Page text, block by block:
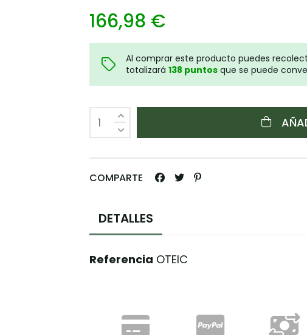
166,98 €
Al comprar este producto puedes
totalizará 138 puntos que se puede
COMPARTE
DETALLES
Referencia OTEIC